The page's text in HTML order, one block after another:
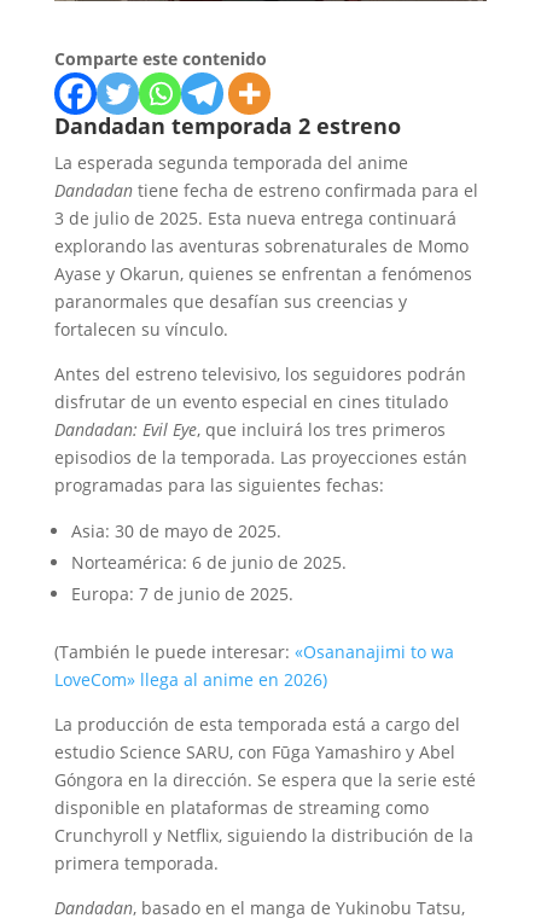
Comparte este contenido
Dandadan temporada 2 estreno
La esperada segunda temporada del anime
Dandadantiene fecha de estreno confirmada para el
3 de julio de 2025. Esta nueva entrega continuará
explorando las aventuras sobrenaturales de Momo
Ayase y Okarun, quienes se enfrentan a fenómenos
paranormales que desafían sus creencias y
fortalecen su vínculo.
Antes del estreno televisivo, los seguidores podrán
disfrutar de un evento especial en cines titulado
Dandadan: Evil Eye, que incluirá los tres primeros
episodios de la temporada. Las proyecciones están
programadas para las siguientes fechas:
Asia: 30 de mayo de 2025.
Norteamérica: 6 de junio de 2025.
Europa: 7 de junio de 2025.
(También le puede interesar: «Osananajimi to wa
LoveCom» llega al anime en 2026)
La producción de esta temporada está a cargo del
estudio Science SARU, con Fūga Yamashiro y Abel
Góngora en la dirección. Se espera que la serie esté
disponible en plataformas de streaming como
Crunchyroll y Netflix, siguiendo la distribución de la
primera temporada.
Dandadan, basado en el manga de Yukinobu Tatsu,